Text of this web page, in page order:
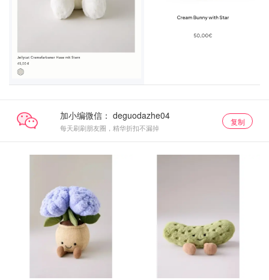
加小编微信：
每天刷刷朋友圈，精华折扣不漏掉
复制